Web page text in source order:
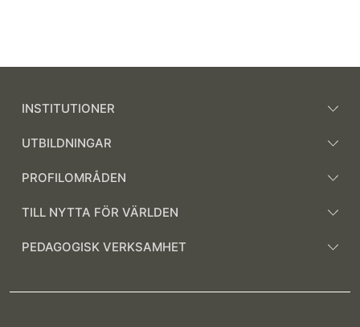
INSTITUTIONER
UTBILDNINGAR
PROFILOMRÅDEN
TILL NYTTA FÖR VÄRLDEN
PEDAGOGISK VERKSAMHET